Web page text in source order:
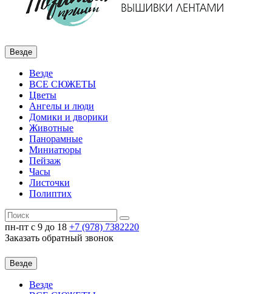
Везде
Везде
ВСЕ СЮЖЕТЫ
Цветы
Ангелы и люди
Домики и дворики
Животные
Панорамные
Миниатюры
Пейзаж
Часы
Листочки
Полиптих
пн-пт c 9 до 18 +7 (978) 7382220
Заказать обратный звонок
Везде
Везде